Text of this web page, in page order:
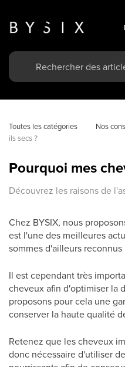
Toutes les catégories Nos
ils secs ?
Pourquoi mes
Découvrez les raisons de
Chez BYSIX, nous
est l'une des meilleures
sommes d'ailleurs reconnus
Il est cependant très
cheveux afin d'optimiser la
proposons pour cela une
conserver la haute qualité
Retenez que les cheveux
donc nécessaire d'utiliser